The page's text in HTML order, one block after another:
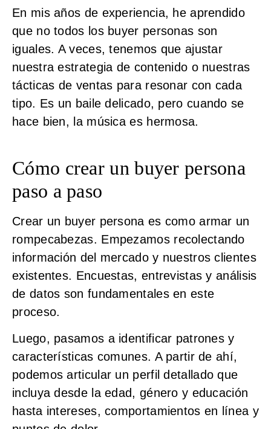
En mis años de experiencia, he aprendido
que no todos los buyer personas son
iguales. A veces, tenemos que ajustar
nuestra estrategia de contenido o nuestras
tácticas de ventas para resonar con cada
tipo. Es un baile delicado, pero cuando se
hace bien, la música es hermosa.
Cómo crear un buyer persona
paso a paso
Crear un buyer persona es como armar un
rompecabezas. Empezamos recolectando
información del mercado y nuestros clientes
existentes. Encuestas, entrevistas y análisis
de datos son fundamentales en este
proceso.
Luego, pasamos a identificar patrones y
características comunes. A partir de ahí,
podemos articular un perfil detallado que
incluya desde la edad, género y educación
hasta intereses, comportamientos en línea y